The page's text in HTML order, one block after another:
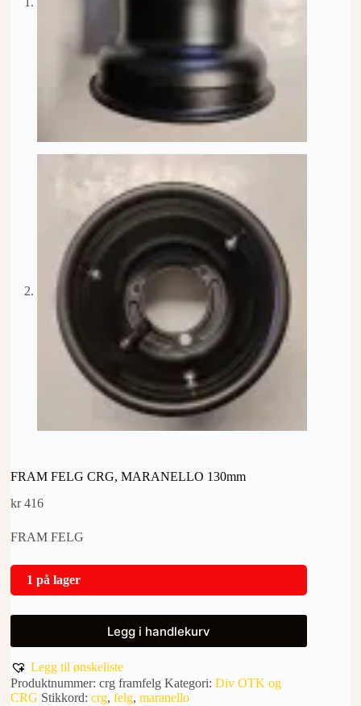
FRAM FELG CRG, MARANELLO 130mm
kr416
FRAM FELG
1 på lager
Legg i handlekurv
Legg til ønskeliste
Produktnummer: crg framfelg Kategori: Div OTK og
CRG Stikkord: crg, felg, maranello